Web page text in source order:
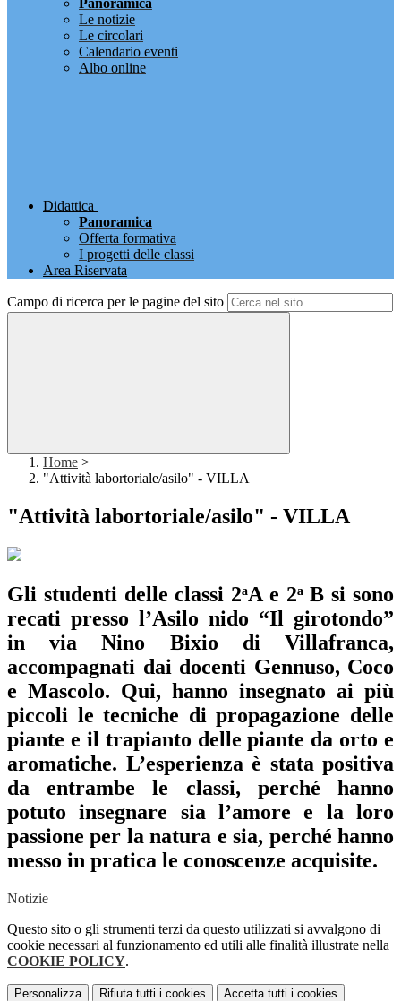
Panoramica
Le notizie
Le circolari
Calendario eventi
Albo online
Didattica
Panoramica
Offerta formativa
I progetti delle classi
Area Riservata
Campo di ricerca per le pagine del sito
Home >
"Attività labortoriale/asilo" - VILLA
"Attività labortoriale/asilo" - VILLA
Gli studenti delle classi 2ᵃA e 2ᵃ B si sono
recati presso l’Asilo nido “Il girotondo”
in via Nino Bixio di Villafranca,
accompagnati dai docenti Gennuso, Coco
e Mascolo. Qui, hanno insegnato ai più
piccoli le tecniche di propagazione delle
piante e il trapianto delle piante da orto e
aromatiche. L’esperienza è stata positiva
da entrambe le classi, perché hanno
potuto insegnare sia l’amore e la loro
passione per la natura e sia, perché hanno
messo in pratica le conoscenze acquisite.
Notizie
Questo sito o gli strumenti terzi da questo utilizzati si avvalgono di
cookie necessari al funzionamento ed utili alle finalità illustrate nella
COOKIE POLICY.
Personalizza Rifiuta tutti i cookies Accetta tutti i cookies